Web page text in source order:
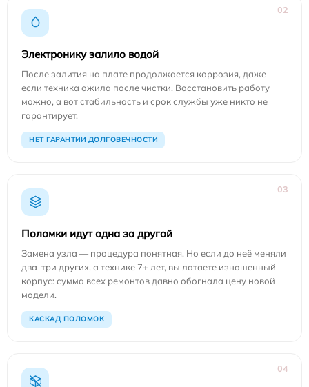
02
Электронику залило водой
После залития на плате продолжается коррозия, даже
если техника ожила после чистки. Восстановить работу
можно, а вот стабильность и срок службы уже никто не
гарантирует.
НЕТ ГАРАНТИИ ДОЛГОВЕЧНОСТИ
03
Поломки идут одна за другой
Замена узла — процедура понятная. Но если до неё меняли
два-три других, а технике 7+ лет, вы латаете изношенный
корпус: сумма всех ремонтов давно обогнала цену новой
модели.
КАСКАД ПОЛОМОК
04